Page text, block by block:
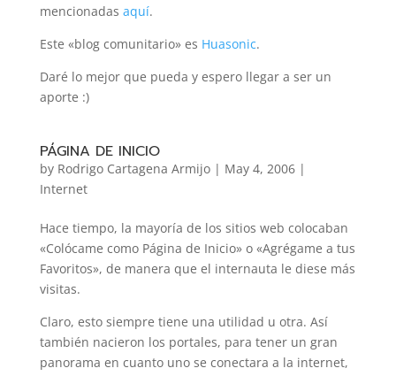
mencionadas aquí.
Este «blog comunitario» es Huasonic.
Daré lo mejor que pueda y espero llegar a ser un
aporte :)
PÁGINA DE INICIO
by Rodrigo Cartagena Armijo| May 4, 2006|
Internet
Hace tiempo, la mayoría de los sitios web colocaban
«Colócame como Página de Inicio» o «Agrégame a tus
Favoritos», de manera que el internauta le diese más
visitas.
Claro, esto siempre tiene una utilidad u otra. Así
también nacieron los portales, para tener un gran
panorama en cuanto uno se conectara a la internet,